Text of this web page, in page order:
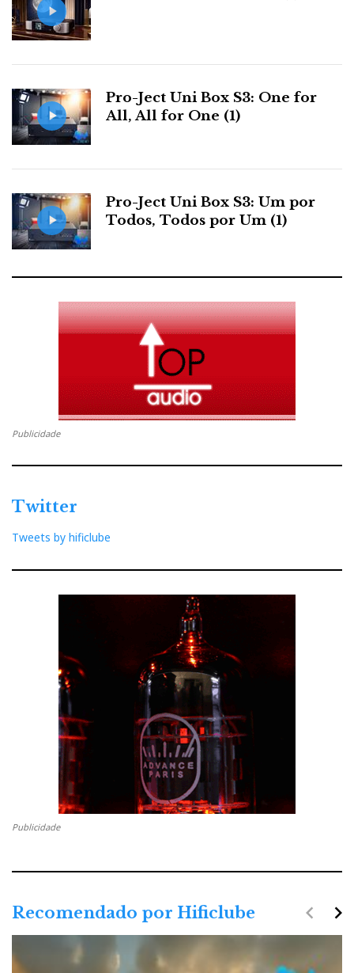
k
e
e
t
Pro-Ject Uni Box S3: One for
All, All for One (1)
Pro-Ject Uni Box S3: Um por
Todos, Todos por Um (1)
Publicidade
Twitter
Tweets by hificlube
Publicidade
Recomendado por Hificlube navigate_next
navigate_before